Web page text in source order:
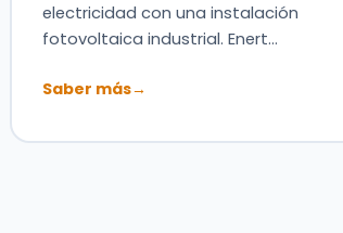
electricidad con una instalación
fotovoltaica industrial. Enert…
Saber más→